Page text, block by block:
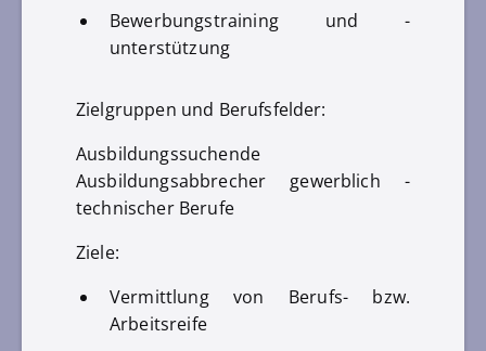
Bewerbungstraining und -
unterstützung
Zielgruppen und Berufsfelder:
Ausbildungssuchende
Ausbildungsabbrecher gewerblich -
technischer Berufe
Ziele:
Vermittlung von Berufs- bzw.
Arbeitsreife